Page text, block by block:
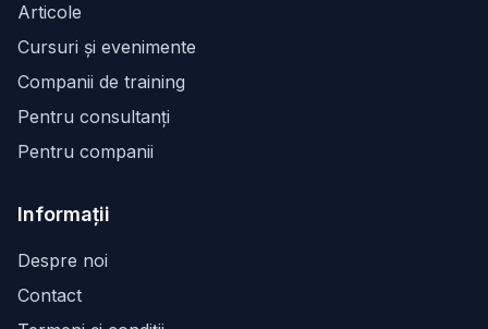
Articole
Cursuri și evenimente
Companii de training
Pentru consultanți
Pentru companii
Informații
Despre noi
Contact